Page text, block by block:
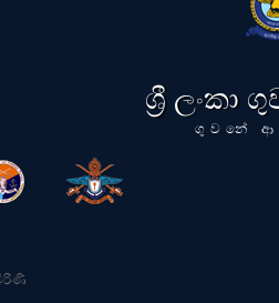
ශ්‍රී ලංකා
ගුවනේ